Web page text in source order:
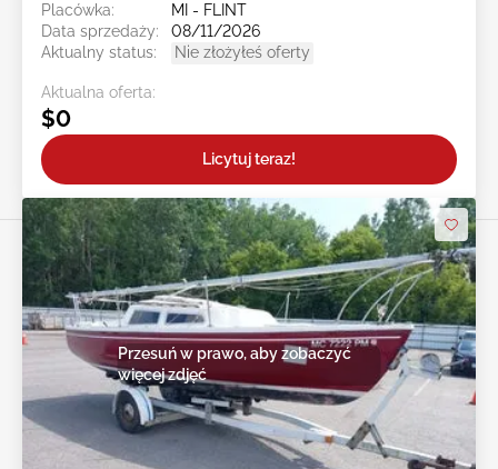
Placówka:
MI - FLINT
Data sprzedaży:
08/11/2026
Aktualny status:
Nie złożyłeś oferty
Aktualna oferta:
$0
Licytuj teraz!
Przesuń w prawo, aby zobaczyć
więcej zdjęć